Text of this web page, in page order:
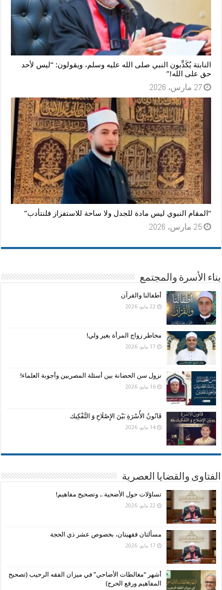
النابتة يُكَذِّبون النبي صلى الله عليه وسلم، ويقولون: “ليس لأحد
حق على الله!”
27 مارس، 2026
“المقام النبوي ليس مادة للجدل ولا ساحة للاستفزاز فلنتأدب”
25 مارس، 2026
بناء الأسرة والمجتمع
أطفالنا والقرآن
22 مايو، 2026
مخاطر زواج المرأة بغير ولي!
17 مايو، 2026
نزول سن الحضانة بين أسئلة المصريين وأجوبة العلماء!
16 مايو، 2026
قَانُونُ الأُسْرَةِ بَيْنَ الإِصْلَاحِ وَ التَّفْكِيك
14 مايو، 2026
الفتاوى والقضايا العصرية
تساؤلات حول الأضحية .. وتصحيح مفاهيم!
22 مايو، 2026
مسألتان فقهيتان، بخصوص عشر ذي الحجة
17 مايو، 2026
أشهر “مغالطات الأضاحي” في ميزان الفقه الرحيب (تصحيح
المفاهيم ورفع الحرج)